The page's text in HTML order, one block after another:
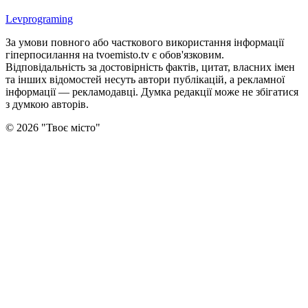
Levprograming
За умови повного або часткового використання iнформацiї
гіперпосилання на tvoemisto.tv є обов'язковим.
Відповідальність за достовірність фактів, цитат, власних імен
та інших відомостей несуть автори публікацій, а рекламної
інформації — рекламодавці. Думка редакцiї може не збiгатися
з думкою авторiв.
© 2026 "Твоє місто"